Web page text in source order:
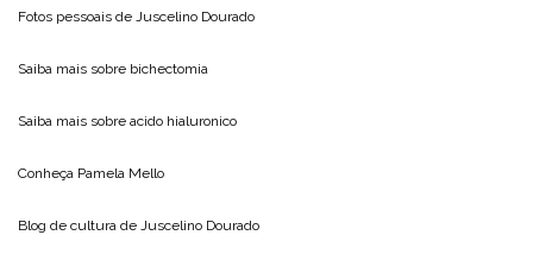
Fotos pessoais de Juscelino Dourado
Saiba mais sobre bichectomia
Saiba mais sobre acido hialuronico
Conheça Pamela Mello
Blog de cultura de Juscelino Dourado